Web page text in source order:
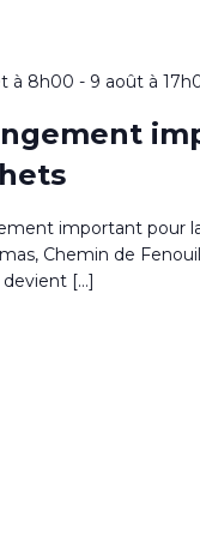
à 8h00 - 9 août à
important pour
Chemin de
[…]